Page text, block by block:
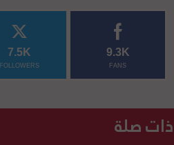
9.3K
FANS
7.5K
FOLLOWERS
ذات صلة